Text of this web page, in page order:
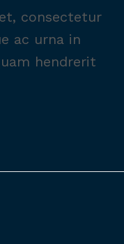
consectetur
ac urna in
hendrerit